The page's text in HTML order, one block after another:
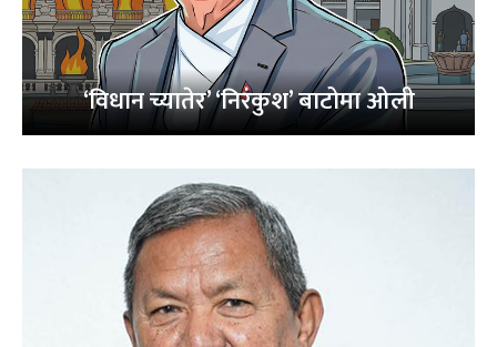
‘विधान च्यातेर’ ‘निरंकुश’ बाटोमा ओली